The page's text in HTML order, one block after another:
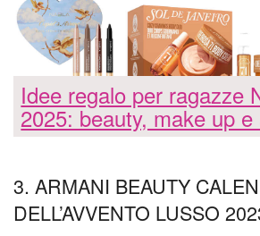
Idee regalo per ragazze
2025: beauty, make up
3. ARMANI BEAUTY
DELL’AVVENTO LUSSO